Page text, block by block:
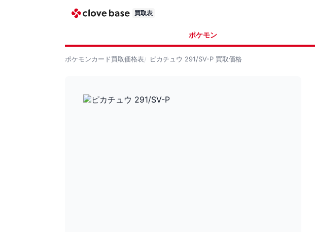
買取表
ポケモン
ポケモンカード買取価格表 ピカチュウ 291/SV-P 買取価格